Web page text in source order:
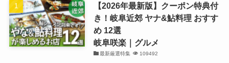
【2026年最新版】クーポン特典付
き！岐阜近郊 ヤナ&鮎料理 おすす
め 12選
岐阜咲楽｜グルメ
最新厳選特集 109492